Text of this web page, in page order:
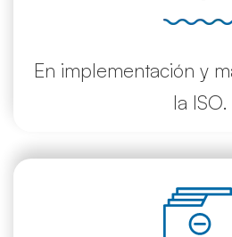
En implementación y
la ISO.